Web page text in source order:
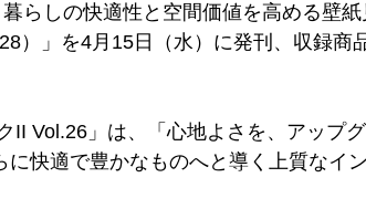
らしの快適性と空間価値を高める壁
）」を4月15日（水）に発刊、収録商
II Vol.26」は、「心地よさを、アップ
に快適で豊かなものへと導く上質なイ